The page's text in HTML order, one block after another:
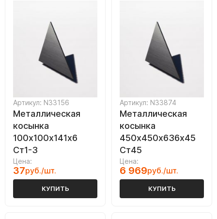
Артикул: N33156
Металлическая
косынка
100х100х141х6
Ст1-3
Цена:
37руб./шт.
КУПИТЬ
Артикул: N33874
Металлическая
косынка
450х450х636х45
Ст45
Цена:
6 969руб./шт.
КУПИТЬ